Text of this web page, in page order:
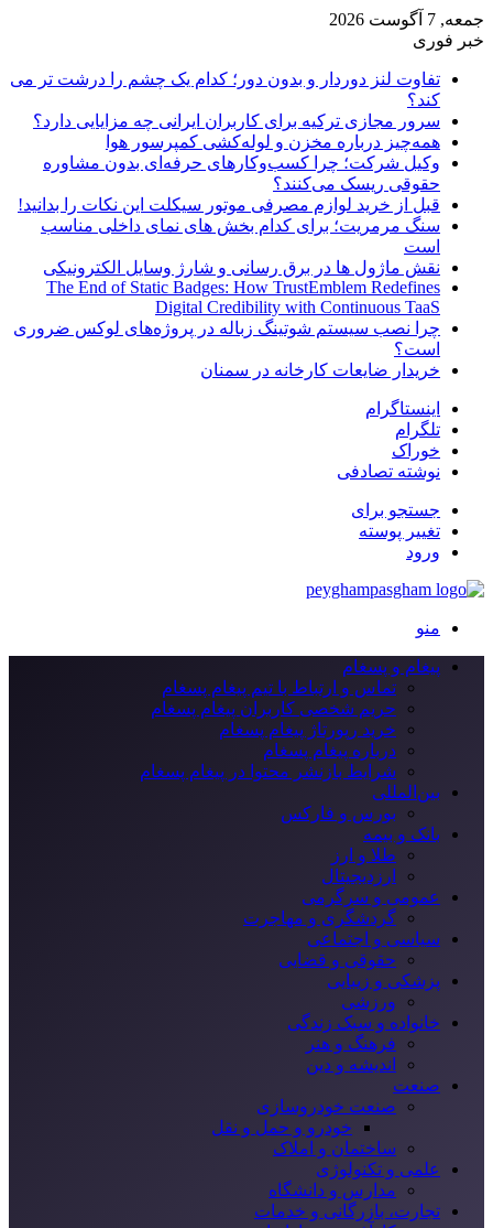
جمعه, 7 آگوست 2026
خبر فوری
تفاوت لنز دوردار و بدون دور؛ کدام یک چشم را درشت تر می
کند؟
سرور مجازی ترکیه برای کاربران ایرانی چه مزایایی دارد؟
همه‌چیز درباره مخزن و لوله‌کشی کمپرسور هوا
وکیل شرکت؛ چرا کسب‌وکارهای حرفه‌ای بدون مشاوره
حقوقی ریسک می‌کنند؟
قبل از خرید لوازم مصرفی موتور سیکلت این نکات را بدانید!
سنگ مرمریت؛ برای کدام بخش های نمای داخلی مناسب
است
نقش ماژول ها در برق رسانی و شارژ وسایل الکترونیکی
The End of Static Badges: How TrustEmblem Redefines
Digital Credibility with Continuous TaaS
چرا نصب سیستم شوتینگ زباله در پروژه‌های لوکس ضروری
است؟
خریدار ضایعات کارخانه در سمنان
اینستاگرام
تلگرام
خوراک
نوشته تصادفی
جستجو برای
تغییر پوسته
ورود
منو
پیغام و پسغام
تماس و ارتباط با تیم پیغام پسغام
حریم شخصی کاربران پیغام پسغام
خرید رپورتاژ پیغام پسغام
درباره پیغام پسغام
شرایط بازنشر محتوا در پیغام پسغام
بین‌المللی
بورس و فارکس
بانک و بیمه
طلا و ارز
ارزدیجیتال
عمومی و سرگرمی
گردشگری و مهاجرت
سیاسی و اجتماعی
حقوقی و قضایی
پزشکی و زیبایی
ورزشی
خانواده و سبک زندگی
فرهنگ و هنر
اندیشه و دین
صنعت
صنعت خودروسازی
خودرو و حمل و نقل
ساختمان و املاک
علمی و تکنولوژی
مدارس و دانشگاه
تجارت، بازرگانی و خدمات